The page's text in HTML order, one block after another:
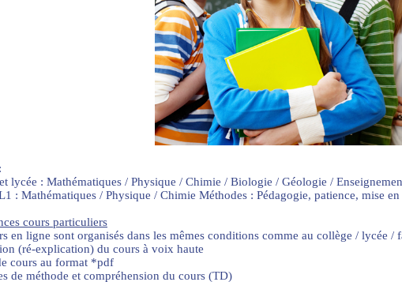
:
lycée : Mathématiques / Physique / Chimie / Biologie / Géologie /
: Mathématiques / Physique / Chimie Méthodes : Pédagogie, patience, mise
cours particuliers
en ligne sont organisés dans les mêmes conditions comme au collège / lycée /
(ré-explication) du cours à voix haute
cours au format *pdf
de méthode et compréhension du cours (TD)